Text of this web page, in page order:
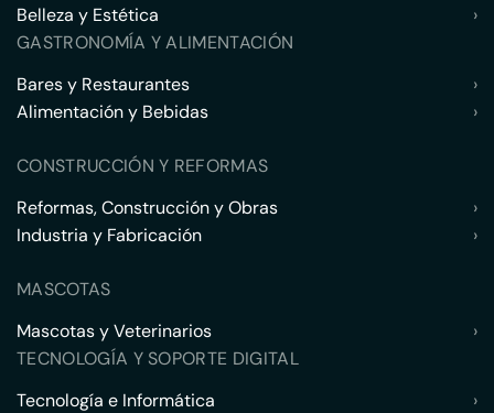
Belleza y Estética
›
GASTRONOMÍA Y ALIMENTACIÓN
Bares y Restaurantes
›
Alimentación y Bebidas
›
CONSTRUCCIÓN Y REFORMAS
Reformas, Construcción y Obras
›
Industria y Fabricación
›
MASCOTAS
Mascotas y Veterinarios
›
TECNOLOGÍA Y SOPORTE DIGITAL
Tecnología e Informática
›